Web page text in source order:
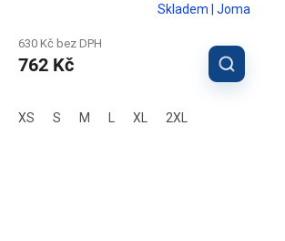
Skladem | Joma
630 Kč bez DPH
762 Kč
XS S M XL 2XL